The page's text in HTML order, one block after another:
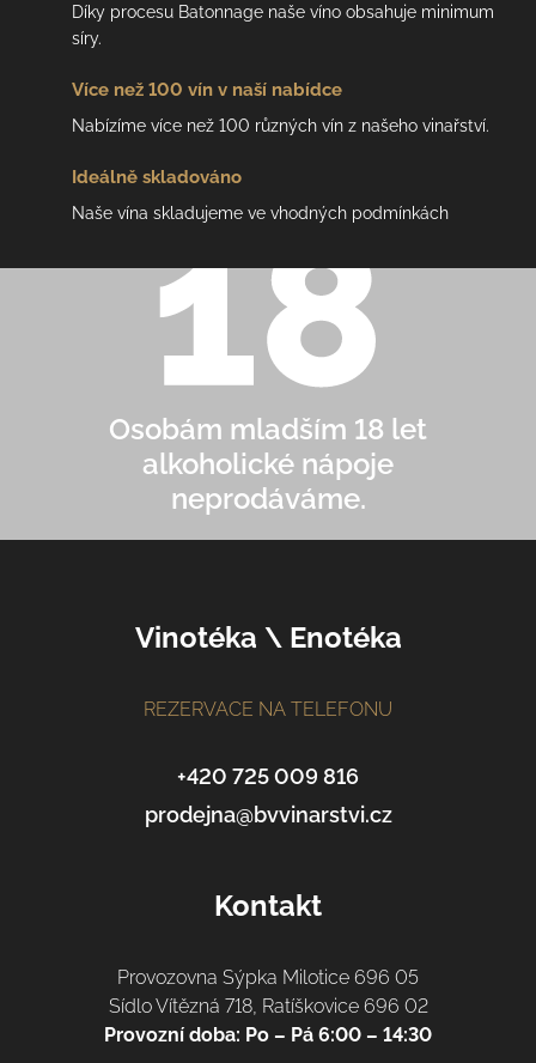
Díky procesu Batonnage naše víno obsahuje minimum
síry.
Více než 100 vín v naší nabídce
Nabízíme více než 100 různých vín z našeho vinařství.
Ideálně skladováno
Naše vína skladujeme ve vhodných podmínkách
Osobám mladším 18 let
alkoholické nápoje
neprodáváme.
Vinotéka \ Enotéka
REZERVACE NA TELEFONU
+420 725 009 816
prodejna@bvvinarstvi.cz
Kontakt
Provozovna Sýpka Milotice 696 05
Sídlo Vítězná 718, Ratíškovice 696 02
Provozní doba: Po – Pá 6:00 – 14:30